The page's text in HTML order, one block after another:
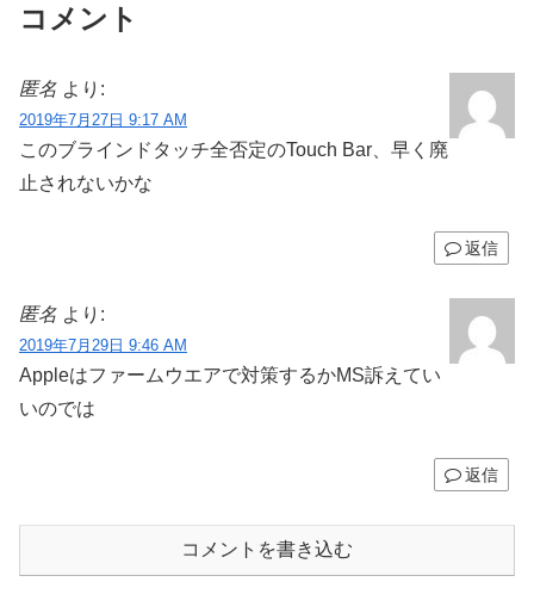
コメント
匿名 より:
2019年7月27日 9:17 AM
このブラインドタッチ全否定のTouch Bar、早く廃
止されないかな
返信
匿名 より:
2019年7月29日 9:46 AM
Appleはファームウエアで対策するかMS訴えてい
いのでは
返信
コメントを書き込む